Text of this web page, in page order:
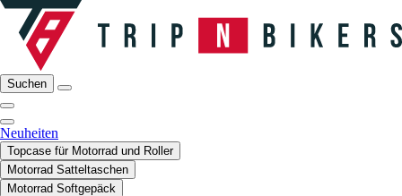
Suchen
Neuheiten
Topcase für Motorrad und Roller
Motorrad Satteltaschen
Motorrad Softgepäck